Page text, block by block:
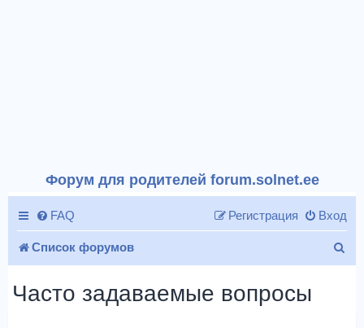
Форум для родителей forum.solnet.ee
FAQ Вход
Регистрация
Список форумов
Часто задаваемые вопросы